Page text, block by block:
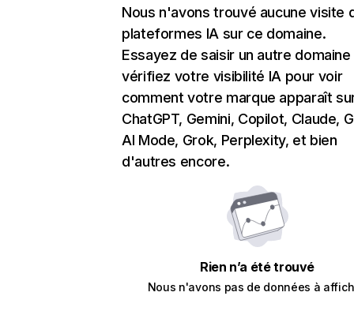
Nous n'avons trouvé aucune visite
plateformes IA sur ce domaine.
Essayez de saisir un autre domaine
vérifiez votre visibilité IA pour voir
comment votre marque apparaît
ChatGPT, Gemini, Copilot, Claude,
AI Mode, Grok, Perplexity, et bien
d'autres encore.
Rien n’a été trouvé
Nous n'avons pas de données à